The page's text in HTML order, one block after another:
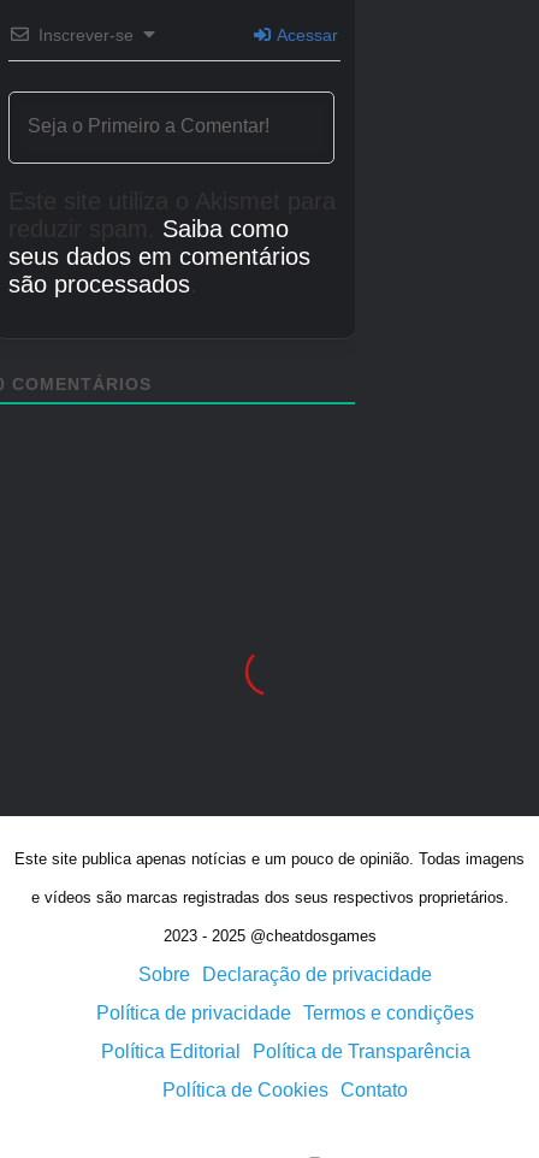
Este site publica apenas notícias e um pouco de opinião. Todas imagens
e vídeos são marcas registradas dos seus respectivos proprietários.
2023 - 2025 @cheatdosgames
Sobre
Declaração de privacidade
Política de privacidade Termos e condições
Política Editorial
Política de Transparência
Política de Cookies Contato